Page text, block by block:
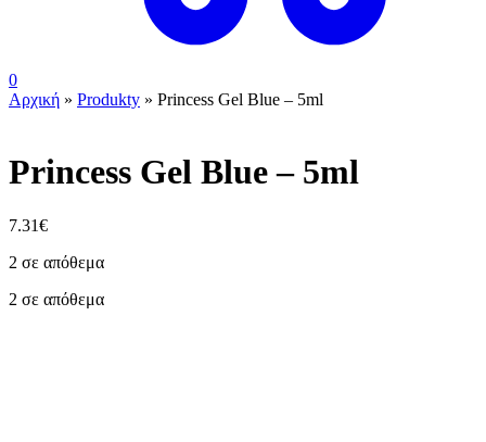
0
Αρχική » Produkty » Princess Gel Blue – 5ml
Princess Gel Blue – 5ml
7.31€
2 σε απόθεμα
2 σε απόθεμα